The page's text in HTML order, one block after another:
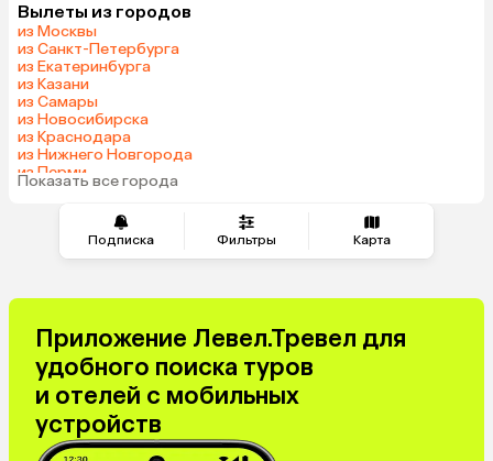
Подписка Фильтры Карта
Израиль
Венгрия
Вылеты из городов
из Москвы
из Санкт-Петербурга
из Екатеринбурга
из Казани
из Самары
из Новосибирска
из Краснодара
из Нижнего Новгорода
из Перми
из Челябинска
Показать все города
Приложение Левел.Тревел для
удобного поиска туров
и отелей с мобильных
устройств